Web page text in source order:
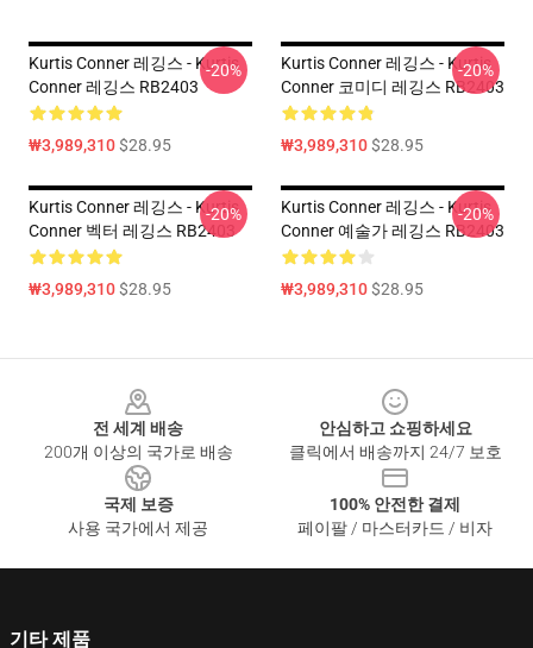
Kurtis Conner 레깅스 - Kurtis
Conner 레깅스 RB2403
₩3,989,310$28.95
-20%
Kurtis Conner 레깅스 - Kurtis
Conner 코미디 레깅스 RB2403
₩3,989,310$28.95
-20%
Kurtis Conner 레깅스 - Kurtis
Conner 벡터 레깅스 RB2403
₩3,989,310$28.95
-20%
Kurtis Conner 레깅스 - Kurtis
Conner 예술가 레깅스 RB2403
₩3,989,310$28.95
-20%
전 세계 배송
200개 이상의 국가로 배송
안심하고 쇼핑하세요
클릭에서 배송까지 24/7 보호
국제 보증
사용 국가에서 제공
100% 안전한 결제
페이팔 / 마스터카드 / 비자
기타 제품